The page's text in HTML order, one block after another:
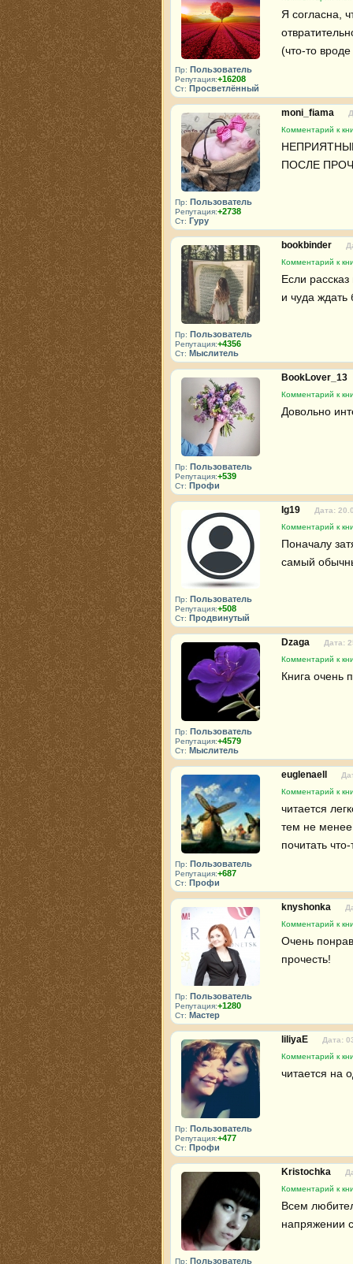
Пр: Пользователь
Репутация:+16208
Ст: Просветлённый
Я согласна,
(что-то
Пр: Пользователь
Репутация:+2738
Ст: Гуру
moni_fiama
Комментарий к
ПОСЛЕ
Пр: Пользователь
Репутация:+4356
Ст: Мыслитель
bookbinder
Комментарий к
Если
и чуда ждать
Пр: Пользователь
Репутация:+539
Ст: Профи
BookLover_13
Комментарий к
Довольно
Пр: Пользователь
Репутация:+508
Ст: Продвинутый
Ig19
Дата:
Комментарий к
Поначалу
самый
Пр: Пользователь
Репутация:+4579
Ст: Мыслитель
Dzaga
Дата:
Комментарий к
Книга очень
Пр: Пользователь
Репутация:+687
Ст: Профи
euglenaell
Комментарий к
читается
тем не менее
почитать
Пр: Пользователь
Репутация:+1280
Ст: Мастер
knyshonka
Комментарий к
Очень
прочесть!
Пр: Пользователь
Репутация:+477
Ст: Профи
liliyaE
Дата:
Комментарий к
читается на
Пр: Пользователь
Kristochka
Комментарий к
Всем
напряжении